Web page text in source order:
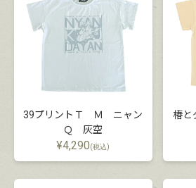
39プリントＴ Ｍ ニャン
Ｑ 灰空
¥4,290(税込)
椿と